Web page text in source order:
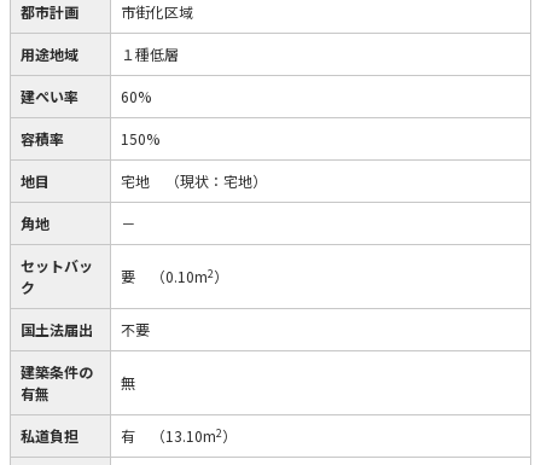
都市計画 市街化区域
用途地域 １種低層
建ぺい率 60%
容積率 150%
地目 宅地 （現状：宅地）
角地 －
セットバッ
ク
要 （0.10m2）
国土法届出 不要
建築条件の
有無
無
私道負担 有 （13.10m2）